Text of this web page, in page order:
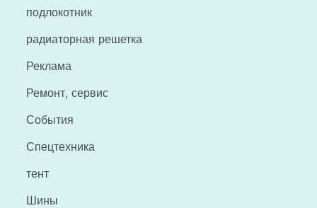
подлокотник
радиаторная решетка
Реклама
Ремонт, сервис
События
Спецтехника
тент
Шины